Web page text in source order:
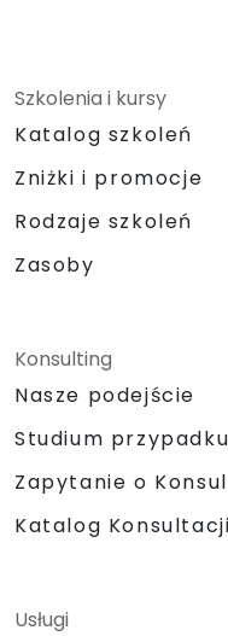
Szkolenia i kursy
Katalog szkoleń
Zniżki i promocje
Rodzaje szkoleń
Zasoby
Konsulting
Nasze podejście
Studium
Zapytanie o
Katalog Konsultacji
Usługi